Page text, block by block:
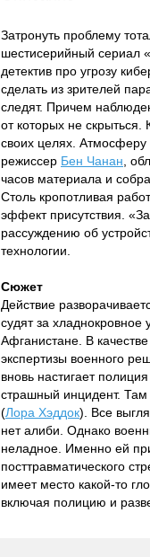
Затронуть проблему
шестисерийный сериал
детектив про угрозу
сделать из зрителей
следят. Причем
от которых не
своих целях.
режиссер Бен Чанан ,
часов материала и
Столь кропотливая
эффект присутствия.
рассуждению об
технологии.
Сюжет
Действие
судят за
Афганистане. В
экспертизы военного
вновь настигает
страшный инцидент. Там
(Лора Хэддок). Все
нет алиби. Однако
неладное. Именно ей
посттравматического
имеет место какой-то
включая полицию и